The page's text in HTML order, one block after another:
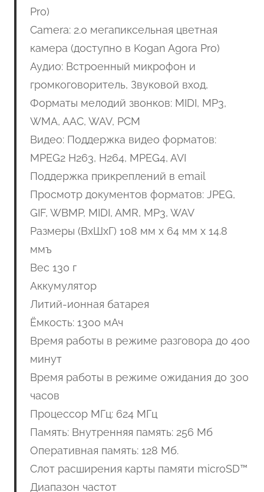
Pro)
Camera: 2.0 мегапиксельная цветная
камера (доступно в Kogan Agora Pro)
Аудио: Встроенный микрофон и
громкоговоритель, Звуковой вход,
Форматы мелодий звонков: MIDI, MP3,
WMA, AAC, WAV, PCM
Видео: Поддержка видео форматов:
MPEG2 H263, H264, MPEG4, AVI
Поддержка прикреплений в email
Просмотр документов форматов: JPEG,
GIF, WBMP, MIDI, AMR, MP3, WAV
Размеры (ВxШxГ) 108 мм x 64 мм x 14.8
ммъ
Вес 130 г
Аккумулятор
Литий-ионная батарея
Ёмкость: 1300 мАч
Время работы в режиме разговора до 400
минут
Время работы в режиме ожидания до 300
часов
Процессор МГц: 624 МГц
Память: Внутренняя память: 256 Мб
Оперативная память: 128 Мб.
Слот расширения карты памяти microSD™
Диапазон частот